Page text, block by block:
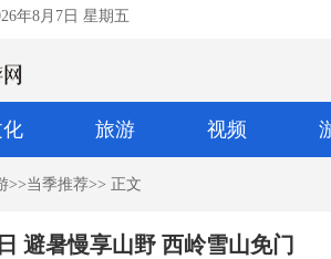
年8月7日 星期五
旅游 视频
>>当季推荐>> 正文
避暑慢享山野 西岭雪山免门